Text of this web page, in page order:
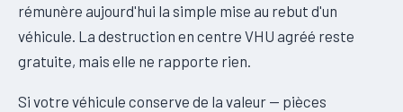
rémunère aujourd'hui la simple mise au rebut d'un
véhicule. La destruction en centre VHU agréé reste
gratuite, mais elle ne rapporte rien.
Si votre véhicule conserve de la valeur — pièces